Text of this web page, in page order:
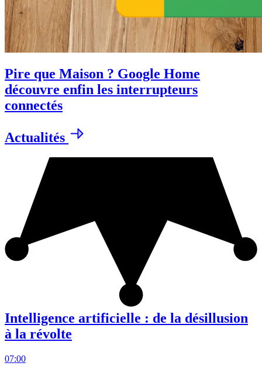
Pire que Maison ? Google Home
découvre enfin les interrupteurs
connectés
Actualités
Intelligence artificielle : de la désillusion
à la révolte
07:00